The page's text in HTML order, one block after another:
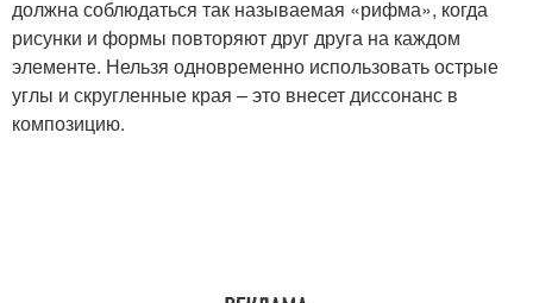
должна соблюдаться так называемая «рифма», когда
рисунки и формы повторяют друг друга на каждом
элементе. Нельзя одновременно использовать острые
углы и скругленные края – это внесет диссонанс в
композицию.